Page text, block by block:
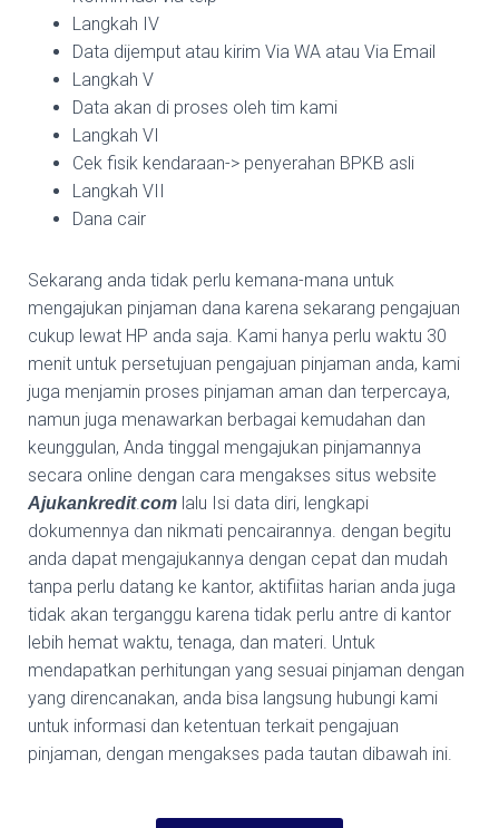
Langkah IV
Data dijemput atau kirim Via WA atau Via Email
Langkah V
Data akan di proses oleh tim kami
Langkah VI
Cek fisik kendaraan-> penyerahan BPKB asli
Langkah VII
Dana cair
Sekarang anda tidak perlu kemana-mana untuk
mengajukan pinjaman dana karena sekarang pengajuan
cukup lewat HP anda saja. Kami hanya perlu waktu 30
menit untuk persetujuan pengajuan pinjaman anda, kami
juga menjamin proses pinjaman aman dan terpercaya,
namun juga menawarkan berbagai kemudahan dan
keunggulan, Anda tinggal mengajukan pinjamannya
secara online dengan cara mengakses situs website
Ajukankredit.com lalu Isi data diri, lengkapi
dokumennya dan nikmati pencairannya. dengan begitu
anda dapat mengajukannya dengan cepat dan mudah
tanpa perlu datang ke kantor, aktifiitas harian anda juga
tidak akan terganggu karena tidak perlu antre di kantor
lebih hemat waktu, tenaga, dan materi. Untuk
mendapatkan perhitungan yang sesuai pinjaman dengan
yang direncanakan, anda bisa langsung hubungi kami
untuk informasi dan ketentuan terkait pengajuan
pinjaman, dengan mengakses pada tautan dibawah ini.